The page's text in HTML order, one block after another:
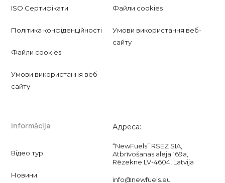
ISO Сертифікати
Політика конфіденційності
Файли cookies
Умови використання веб-
сайту
Файли cookies
Умови використання веб-
сайту
Informācija
Відео тур
Новини
Адреса:
“NewFuels” RSEZ SIA,
Atbrīvošanas aleja 169a,
Rēzekne LV-4604, Latvija
info@newfuels.eu